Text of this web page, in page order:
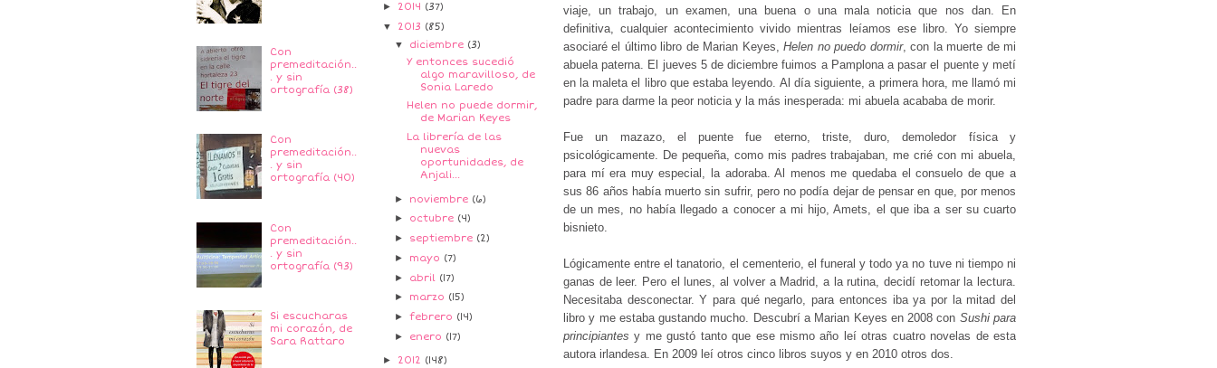
Con
premeditación..
. y sin
ortografía (38)
Con
premeditación..
. y sin
ortografía (40)
Con
premeditación..
. y sin
ortografía (93)
Si escucharas
mi corazón, de
Sara Rattaro
► 2014 (37)
▼ 2013 (85)
▼ diciembre (3)
Y entonces sucedió
algo maravilloso, de
Sonia Laredo
Helen no puede dormir,
de Marian Keyes
La librería de las
nuevas
oportunidades, de
Anjali...
► noviembre (6)
► octubre (4)
► septiembre (2)
► mayo (7)
► abril (17)
► marzo (15)
►febrero (14)
► enero (17)
► 2012 (148)
viaje, un trabajo, un examen, una buena o una mala noticia que nos dan. En
definitiva, cualquier acontecimiento vivido mientras leíamos ese libro. Yo siempre
asociaré el último libro de Marian Keyes,Helen no puedo dormir, con la muerte de mi
abuela paterna. El jueves 5 de diciembre fuimos a Pamplona a pasar el puente y metí
en la maleta el libro que estaba leyendo. Al día siguiente, a primera hora, me llamó mi
padre para darme la peor noticia y la más inesperada: mi abuela acababa de morir.
Fue un mazazo, el puente fue eterno, triste, duro, demoledor física y
psicológicamente. De pequeña, como mis padres trabajaban, me crié con mi abuela,
para mí era muy especial, la adoraba. Al menos me quedaba el consuelo de que a
sus 86 años había muerto sin sufrir, pero no podía dejar de pensar en que, por menos
de un mes, no había llegado a conocer a mi hijo, Amets, el que iba a ser su cuarto
bisnieto.
Lógicamente entre el tanatorio, el cementerio, el funeral y todo ya no tuve ni tiempo ni
ganas de leer. Pero el lunes, al volver a Madrid, a la rutina, decidí retomar la lectura.
Necesitaba desconectar. Y para qué negarlo, para entonces iba ya por la mitad del
libro y me estaba gustando mucho. Descubrí a Marian Keyes en 2008 con Sushi para
principiantes y me gustó tanto que ese mismo año leí otras cuatro novelas de esta
autora irlandesa. En 2009 leí otros cinco libros suyos y en 2010 otros dos.